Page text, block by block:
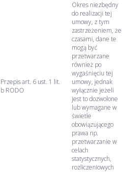
Przepis art. 6 ust. 1 lit.
b RODO
Okres niezbędny
do realizacji tej
umowy, z tym
zastrzeżeniem, że
czasami, dane te
mogą być
przetwarzane
również po
wygaśnięciu tej
umowy, jednak
wyłącznie jeżeli
jest to dozwolone
lub wymagane w
świetle
obowiązującego
prawa np.
przetwarzanie w
celach
statystycznych,
rozliczeniowych